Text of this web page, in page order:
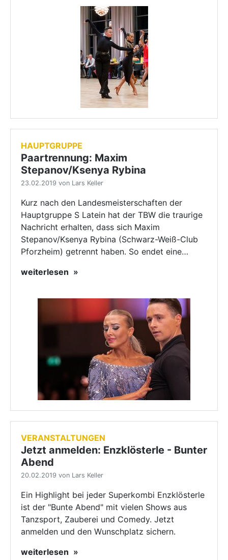
HAUPTGRUPPE
Paartrennung: Maxim
Stepanov/Ksenya Rybina
23.02.2019 von Lars Keller
Kurz nach den Landesmeisterschaften der
Hauptgruppe S Latein hat der TBW die traurige
Nachricht erhalten, dass sich Maxim
Stepanov/Ksenya Rybina (Schwarz-Weiß-Club
Pforzheim) getrennt haben. So endet eine…
weiterlesen
VERANSTALTUNGEN
Jetzt anmelden: Enzklösterle - Bunter
Abend
20.02.2019 von Lars Keller
Ein Highlight bei jeder Superkombi Enzklösterle
ist der "Bunte Abend" mit vielen Shows aus
Tanzsport, Zauberei und Comedy. Jetzt
anmelden und den Wunschplatz sichern.
weiterlesen